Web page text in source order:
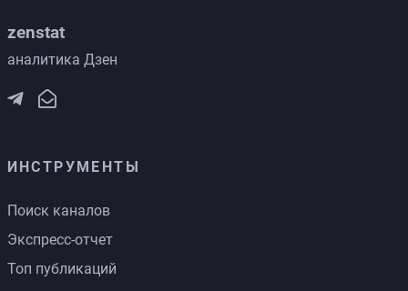
zenstat
аналитика Дзен
ИНСТРУМЕНТЫ
Поиск каналов
Экспресс-отчет
Топ публикаций